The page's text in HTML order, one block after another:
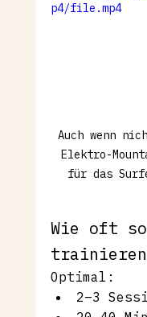
p4/file.mp4
Auch wenn
Elektro-
für das
Wie oft
Optimal:
2–3